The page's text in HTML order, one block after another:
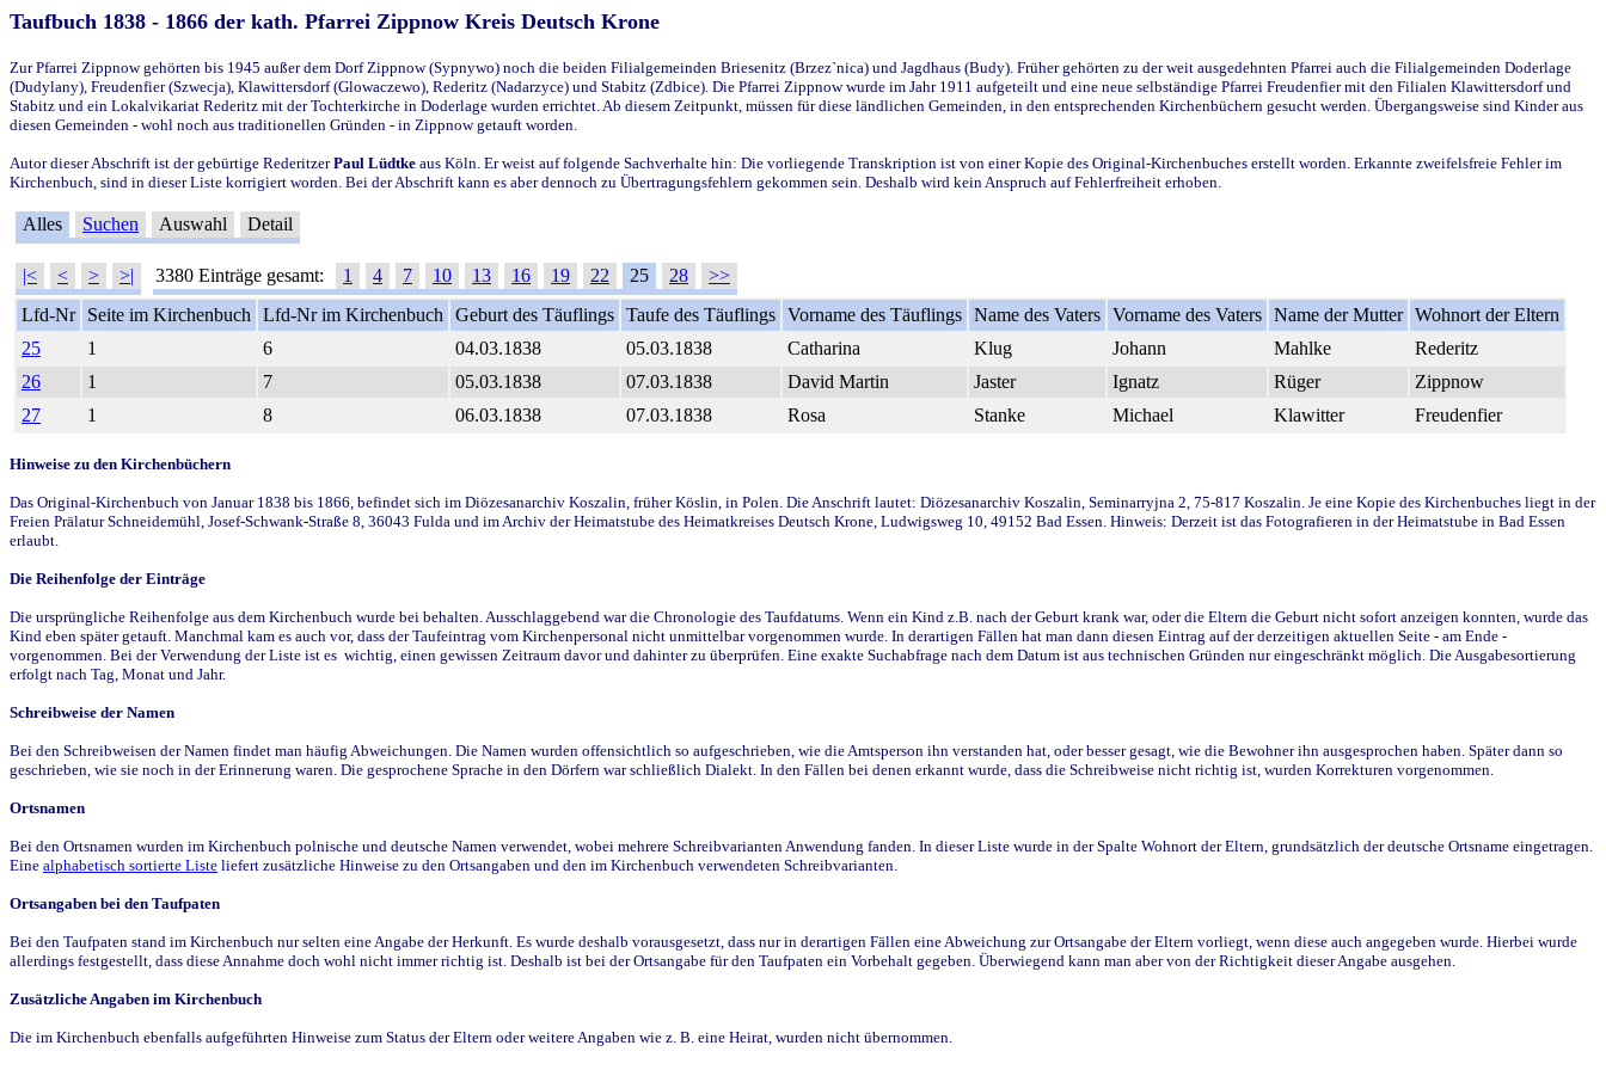
Taufbuch 1838 - 1866 der kath. Pfarrei Zippnow Kreis Deutsch Krone
Zur Pfarrei Zippnow gehörten bis 1945 außer dem Dorf Zippnow (Sypnywo) noch die beiden Filialgemeinden Briesenitz (Brzez`nica) und Jagdhaus (Budy). Früher gehörten zu der weit ausgedehnten Pfarrei auch die Filialgemeinden Doderlage
(Dudylany), Freudenfier (Szwecja), Klawittersdorf (Glowaczewo), Rederitz (Nadarzyce) und Stabitz (Zdbice). Die Pfarrei Zippnow wurde im Jahr 1911 aufgeteilt und eine neue selbständige Pfarrei Freudenfier mit den Filialen Klawittersdorf und
Stabitz und ein Lokalvikariat Rederitz mit der Tochterkirche in Doderlage wurden errichtet. Ab diesem Zeitpunkt, müssen für diese ländlichen Gemeinden, in den entsprechenden Kirchenbüchern gesucht werden. Übergangsweise sind Kinder aus
diesen Gemeinden - wohl noch aus traditionellen Gründen - in Zippnow getauft worden.
Autor dieser Abschrift ist der gebürtige RederitzerPaul Lüdtke aus Köln. Er weist auf folgende Sachverhalte hin: Die vorliegende Transkription ist von einer Kopie des Original-Kirchenbuches erstellt worden. Erkannte zweifelsfreie Fehler im
Kirchenbuch, sind in dieser Liste korrigiert worden. Bei der Abschrift kann es aber dennoch zu Übertragungsfehlern gekommen sein. Deshalb wird kein Anspruch auf Fehlerfreiheit erhoben.
Alles Suchen Auswahl Detail
|< < > >| 3380 Einträge gesamt: 1 4 7 10 13 16 19 22 25 28
>>
Lfd-Nr
Seite im Kirchenbuch Lfd-Nr im Kirchenbuch Geburt des Täuflings Taufe des Täuflings Vorname des Täuflings Name des Vaters Vorname des Vaters Name der Mutter Wohnort der Eltern
25
1 6 04.03.1838 05.03.1838 Catharina Klug Johann Mahlke
Rederitz
26
1 7 05.03.1838 07.03.1838 David Martin Jaster Ignatz Rüger
Zippnow
27
1 8 06.03.1838 07.03.1838 Rosa Stanke Michael Klawitter Freudenfier
Hinweise zu den Kirchenbüchern
Das Original-Kirchenbuch von Januar 1838 bis 1866, befindet sich im Diözesanarchiv Koszalin, früher Köslin, in Polen. Die Anschrift lautet: Diözesanarchiv Koszalin, Seminarryjna 2, 75-817 Koszalin. Je eine Kopie des Kirchenbuches liegt in der
Freien Prälatur Schneidemühl, Josef-Schwank-Straße 8, 36043 Fulda und im Archiv der Heimatstube des Heimatkreises Deutsch Krone, Ludwigsweg 10, 49152 Bad Essen. Hinweis: Derzeit ist das Fotografieren in der Heimatstube in Bad Essen
erlaubt.
Die Reihenfolge der Einträge
Die ursprüngliche Reihenfolge aus dem Kirchenbuch wurde bei behalten. Ausschlaggebend war die Chronologie des Taufdatums. Wenn ein Kind z.B. nach der Geburt krank war, oder die Eltern die Geburt nicht sofort anzeigen konnten, wurde das
Kind eben später getauft. Manchmal kam es auch vor, dass der Taufeintrag vom Kirchenpersonal nicht unmittelbar vorgenommen wurde. In derartigen Fällen hat man dann diesen Eintrag auf der derzeitigen aktuellen Seite - am Ende -
vorgenommen. Bei der Verwendung der Liste ist es wichtig, einen gewissen Zeitraum davor und dahinter zu überprüfen. Eine exakte Suchabfrage nach dem Datum ist aus technischen Gründen nur eingeschränkt möglich. Die Ausgabesortierung
erfolgt nach Tag, Monat und Jahr.
Schreibweise der Namen
Bei den Schreibweisen der Namen findet man häufig Abweichungen. Die Namen wurden offensichtlich so aufgeschrieben, wie die Amtsperson ihn verstanden hat, oder besser gesagt, wie die Bewohner ihn ausgesprochen haben. Später dann so
geschrieben, wie sie noch in der Erinnerung waren. Die gesprochene Sprache in den Dörfern war schließlich Dialekt. In den Fällen bei denen erkannt wurde, dass die Schreibweise nicht richtig ist, wurden Korrekturen vorgenommen.
Ortsnamen
Bei den Ortsnamen wurden im Kirchenbuch polnische und deutsche Namen verwendet, wobei mehrere Schreibvarianten Anwendung fanden. In dieser Liste wurde in der Spalte Wohnort der Eltern, grundsätzlich der deutsche Ortsname eingetragen.
Eine alphabetisch sortierte Liste liefert zusätzliche Hinweise zu den Ortsangaben und den im Kirchenbuch verwendeten Schreibvarianten.
Ortsangaben bei den Taufpaten
Bei den Taufpaten stand im Kirchenbuch nur selten eine Angabe der Herkunft. Es wurde deshalb vorausgesetzt, dass nur in derartigen Fällen eine Abweichung zur Ortsangabe der Eltern vorliegt, wenn diese auch angegeben wurde. Hierbei wurde
allerdings festgestellt, dass diese Annahme doch wohl nicht immer richtig ist. Deshalb ist bei der Ortsangabe für den Taufpaten ein Vorbehalt gegeben. Überwiegend kann man aber von der Richtigkeit dieser Angabe ausgehen.
Zusätzliche Angaben im Kirchenbuch
Die im Kirchenbuch ebenfalls aufgeführten Hinweise zum Status der Eltern oder weitere Angaben wie z. B. eine Heirat, wurden nicht übernommen.